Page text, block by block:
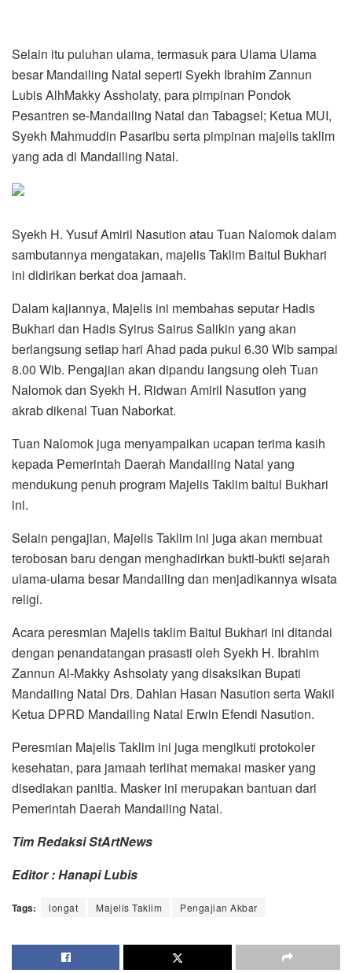
Selain itu puluhan ulama, termasuk para Ulama Ulama
besar Mandailing Natal seperti Syekh Ibrahim Zannun
Lubis AlhMakky Assholaty, para pimpinan Pondok
Pesantren se-Mandailing Natal dan Tabagsel; Ketua MUI,
Syekh Mahmuddin Pasaribu serta pimpinan majelis taklim
yang ada di Mandailing Natal.
Syekh H. Yusuf Amiril Nasution atau Tuan Nalomok dalam
sambutannya mengatakan, majelis Taklim Baitul Bukhari
ini didirikan berkat doa jamaah.
Dalam kajiannya, Majelis ini membahas seputar Hadis
Bukhari dan Hadis Syirus Sairus Salikin yang akan
berlangsung setiap hari Ahad pada pukul 6.30 Wib sampai
8.00 Wib. Pengajian akan dipandu langsung oleh Tuan
Nalomok dan Syekh H. Ridwan Amiril Nasution yang
akrab dikenal Tuan Naborkat.
Tuan Nalomok juga menyampaikan ucapan terima kasih
kepada Pemerintah Daerah Mandailing Natal yang
mendukung penuh program Majelis Taklim baitul Bukhari
ini.
Selain pengajian, Majelis Taklim ini juga akan membuat
terobosan baru dengan menghadirkan bukti-bukti sejarah
ulama-ulama besar Mandailing dan menjadikannya wisata
religi.
Acara peresmian Majelis taklim Baitul Bukhari ini ditandai
dengan penandatangan prasasti oleh Syekh H. Ibrahim
Zannun Al-Makky Ashsolaty yang disaksikan Bupati
Mandailing Natal Drs. Dahlan Hasan Nasution serta Wakil
Ketua DPRD Mandailing Natal Erwin Efendi Nasution.
Peresmian Majelis Taklim ini juga mengikuti protokoler
kesehatan, para jamaah terlihat memakai masker yang
disediakan panitia. Masker ini merupakan bantuan dari
Pemerintah Daerah Mandailing Natal.
Tim Redaksi StArtNews
Editor : Hanapi Lubis
Tags: longat Majelis Taklim Pengajian Akbar